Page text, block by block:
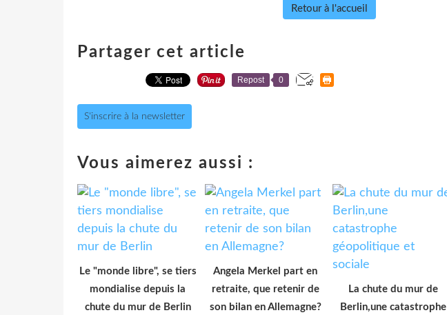
Retour à l'accueil
Partager cet article
Repost 0
S'inscrire à la newsletter
Vous aimerez aussi :
Le "monde libre", se tiers
mondialise depuis la
chute du mur de Berlin
Angela Merkel part en
retraite, que retenir de
son bilan en Allemagne?
La chute du mur de
Berlin,une catastrophe